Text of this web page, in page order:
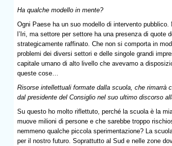
Ha qualche modello in mente?
Ogni Paese ha un suo modello di intervento
l’Iri, ma settore per settore ha una presenza di
strategicamente raffinato. Che non si comporta in
problemi dei diversi settori e delle singole grandi
capitale umano di alto livello che avevamo a
queste cose…
Risorse intellettuali formate dalla scuola, che rimarrà
dal presidente del Consiglio nel suo ultimo discorso
Su questo ho molto riflettuto, perché la scuola è la
muove milioni di persone e che sarebbe troppo
nemmeno qualche piccola sperimentazione? La
per il nostro futuro. Soprattutto al Sud e nelle zone